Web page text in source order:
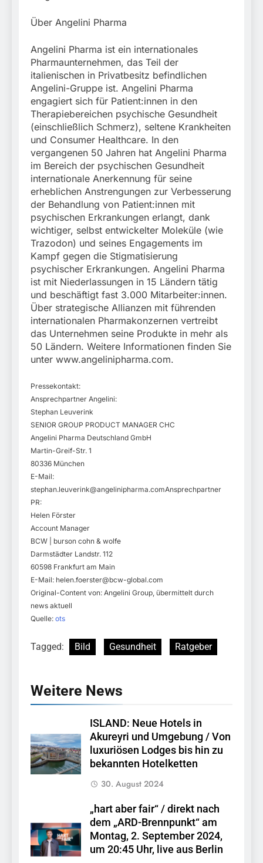
Über Angelini Pharma
Angelini Pharma ist ein internationales
Pharmaunternehmen, das Teil der
italienischen in Privatbesitz befindlichen
Angelini-Gruppe ist. Angelini Pharma
engagiert sich für Patient:innen in den
Therapiebereichen psychische Gesundheit
(einschließlich Schmerz), seltene Krankheiten
und Consumer Healthcare. In den
vergangenen 50 Jahren hat Angelini Pharma
im Bereich der psychischen Gesundheit
internationale Anerkennung für seine
erheblichen Anstrengungen zur Verbesserung
der Behandlung von Patient:innen mit
psychischen Erkrankungen erlangt, dank
wichtiger, selbst entwickelter Moleküle (wie
Trazodon) und seines Engagements im
Kampf gegen die Stigmatisierung
psychischer Erkrankungen. Angelini Pharma
ist mit Niederlassungen in 15 Ländern tätig
und beschäftigt fast 3.000 Mitarbeiter:innen.
Über strategische Allianzen mit führenden
internationalen Pharmakonzernen vertreibt
das Unternehmen seine Produkte in mehr als
50 Ländern. Weitere Informationen finden Sie
unter www.angelinipharma.com.
Pressekontakt:
Ansprechpartner Angelini:
Stephan Leuverink
SENIOR GROUP PRODUCT MANAGER CHC
Angelini Pharma Deutschland GmbH
Martin-Greif-Str. 1
80336 München
E-Mail:
stephan.leuverink@angelinipharma.comAnsprechpartner
PR:
Helen Förster
Account Manager
BCW | burson cohn & wolfe
Darmstädter Landstr. 112
60598 Frankfurt am Main
E-Mail: helen.foerster@bcw-global.com
Original-Content von: Angelini Group, übermittelt durch
news aktuell
Quelle: ots
Tagged: Bild Gesundheit Ratgeber
Weitere News
ISLAND: Neue Hotels in
Akureyri und Umgebung / Von
luxuriösen Lodges bis hin zu
bekannten Hotelketten
30. August 2024
„hart aber fair“ / direkt nach
dem „ARD-Brennpunkt“ am
Montag, 2. September 2024,
um 20:45 Uhr, live aus Berlin